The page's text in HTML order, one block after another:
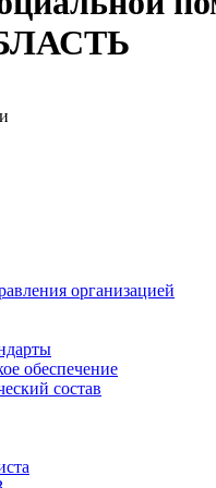
организацией
обеспечение
состав